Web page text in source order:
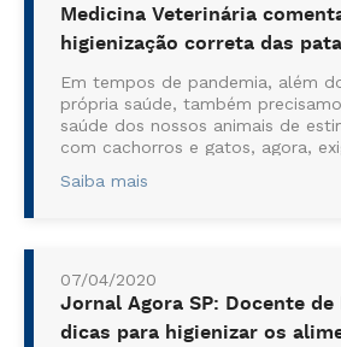
Medicina Veterinária
higienização correta das
Em tempos de pandemia, além
própria saúde, também
saúde dos nossos animais de
com cachorros e gatos, agora,
animal ao chegar em casa não
Saiba mais
07/04/2020
Jornal Agora SP: Docente
dicas para higienizar os